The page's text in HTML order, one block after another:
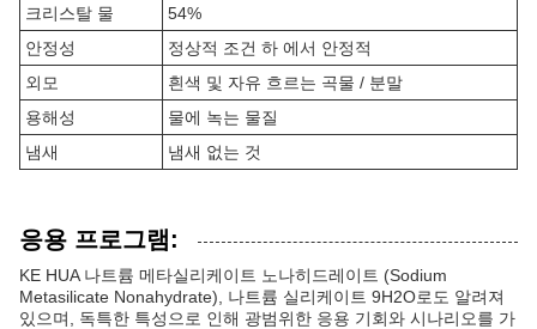
크리스탈 물
54%
안정성
정상적 조건 하 에서 안정적
외모
흰색 및 자유 흐르는 곡물 / 분말
용해성
물에 녹는 물질
냄새
냄새 없는 것
응용 프로그램:
KE HUA 나트륨 메타실리케이트 노나히드레이트 (Sodium
Metasilicate Nonahydrate), 나트륨 실리케이트 9H2O로도 알려져
있으며, 독특한 특성으로 인해 광범위한 응용 기회와 시나리오를 가